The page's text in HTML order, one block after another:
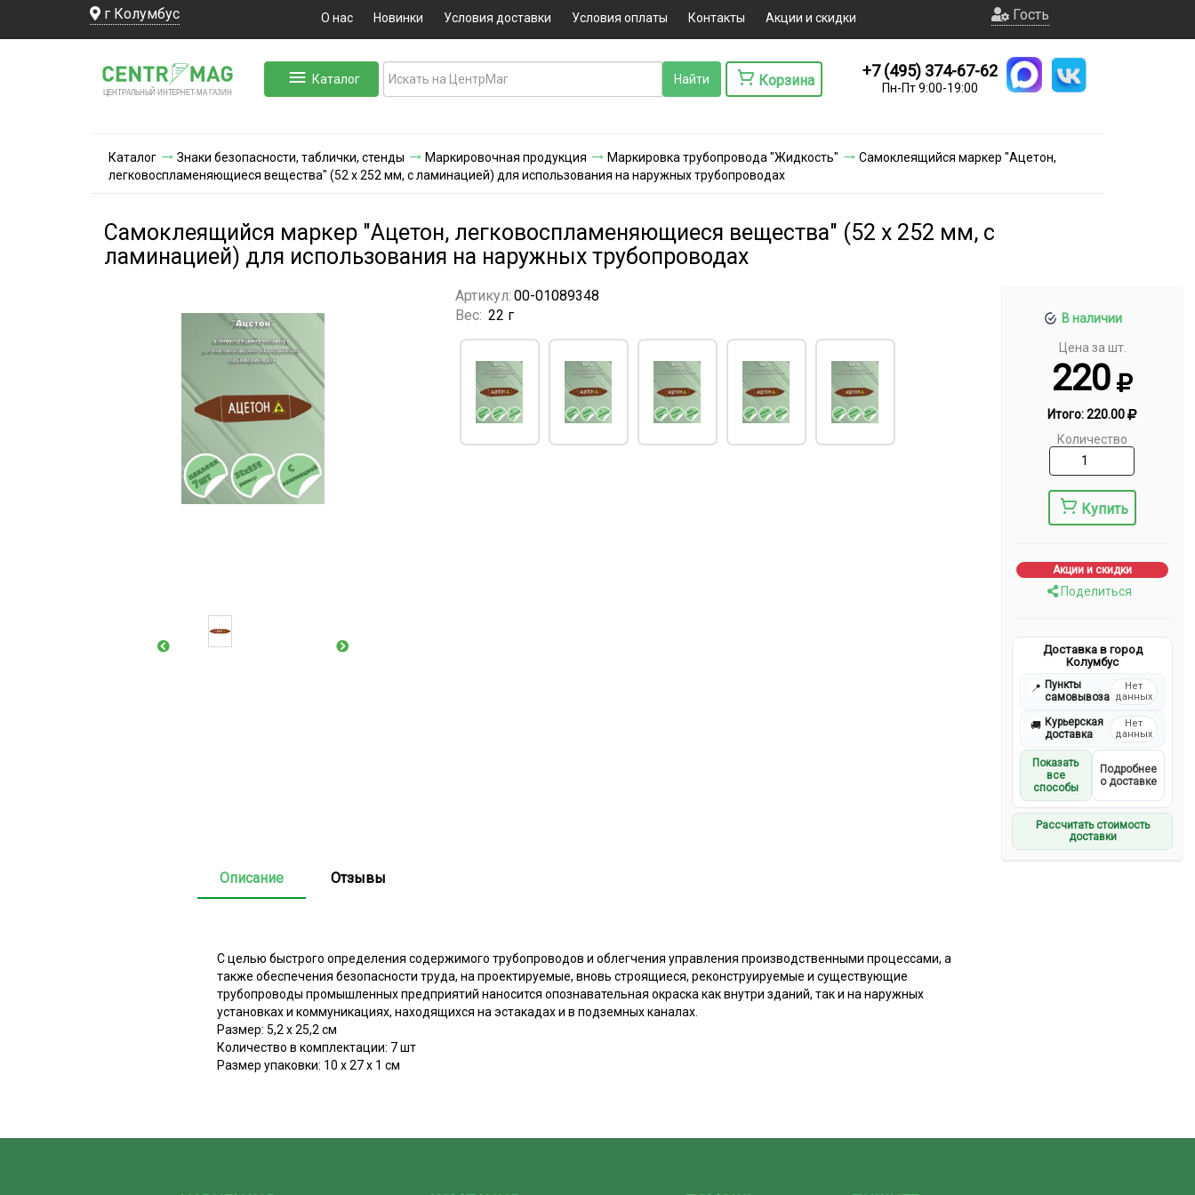
г Колумбус О нас Новинки Условия доставки Условия оплаты Контакты Акции и скидки Гость
ЦЕНТРАЛЬНЫЙ ИНТЕРНЕТ-МА ГАЗИН
Каталог Корзина
+7 (495) 374-67-62
Пн-Пт 9:00-19:00
Каталог Знаки безопасности, таблички, стенды Маркировочная продукция Маркировка трубопровода "Жидкость"
Самоклеящийся маркер "Ацетон,
легковоспламеняющиеся вещества" (52 х 252 мм, с ламинацией) для использования на наружных трубопроводах
Самоклеящийся маркер "Ацетон, легковоспламеняющиеся вещества" (52 х 252 мм, с
ламинацией) для использования на наружных трубопроводах
В наличии
Цена за шт.
220
Итого:220.00
Количество
Купить
Акции и скидки
Поделиться
Доставка в город
Колумбус
📍 Пункты
самовывоза
Нет
данных
🚚 Курьерская
доставка
Нет
данных
Показать
все
способы
Подробнее
о доставке
Рассчитать стоимость
доставки
Артикул: 00-01089348
Вес: 22 г
Описание Отзывы
С целью быстрого определения содержимого трубопроводов и облегчения управления производственными процессами, а
также обеспечения безопасности труда, на проектируемые, вновь строящиеся, реконструируемые и существующие
трубопроводы промышленных предприятий наносится опознавательная окраска как внутри зданий, так и на наружных
установках и коммуникациях, находящихся на эстакадах и в подземных каналах.
Размер: 5,2 х 25,2 см
Количество в комплектации: 7 шт
Размер упаковки: 10 х 27 х 1 см